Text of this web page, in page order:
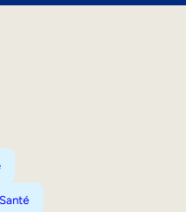
Santé